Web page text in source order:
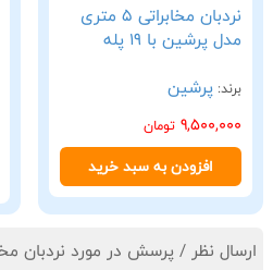
نردبان مخابراتی 5 متری
مدل پرشین با 19 پله
برند: پرشین
9,500,000 تومان
افزودن به سبد خرید